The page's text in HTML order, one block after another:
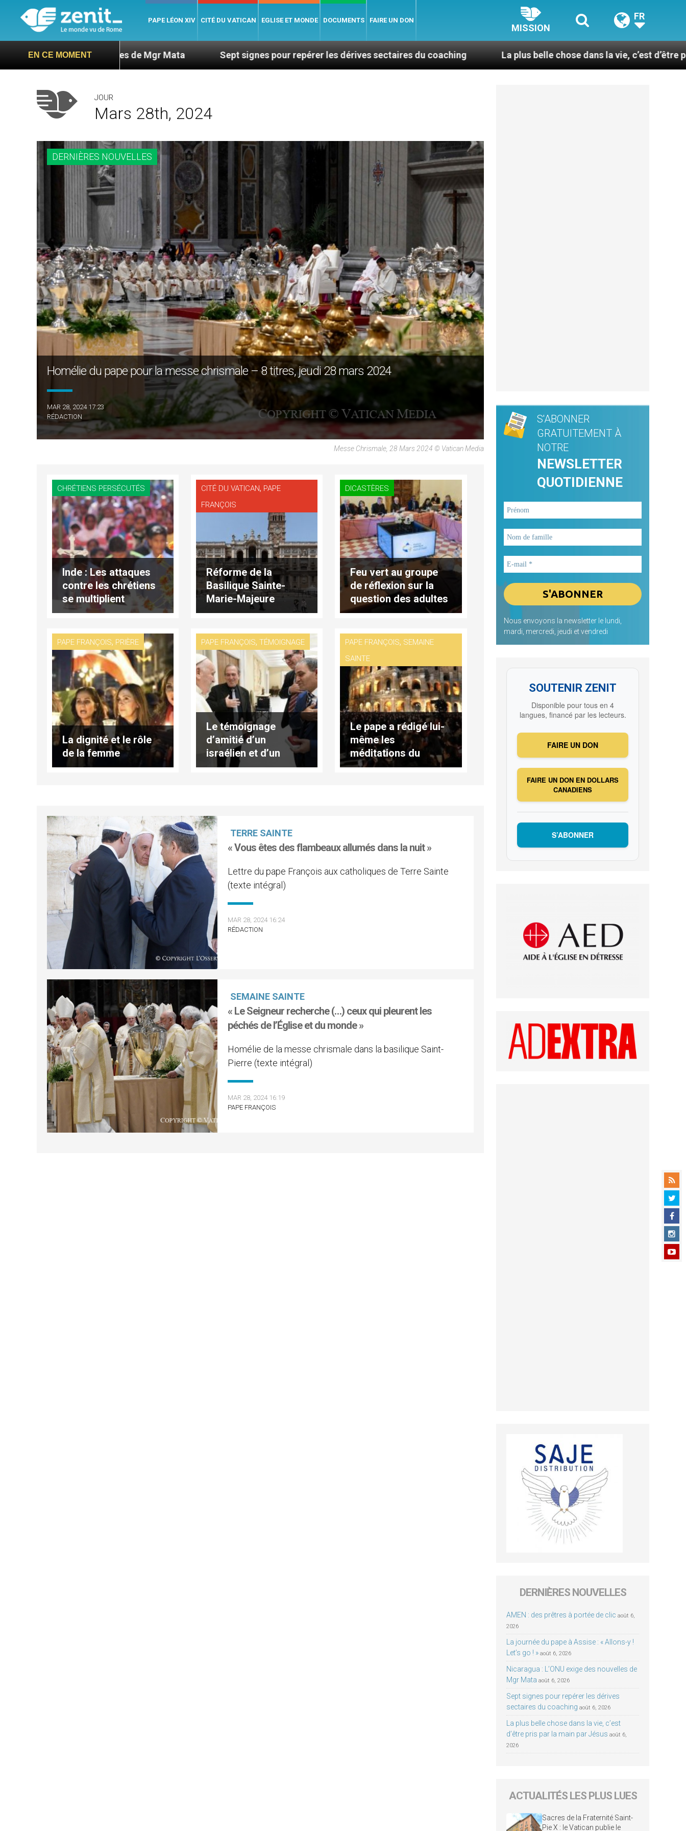
PAPE LÉON XIV CITÉ DU VATICAN EGLISE ET MONDE DOCUMENTS FAIRE UN DON
MISSION
FR
EN CE MOMENT
nouvelles de Mgr Mata Sept signes pour repérer les dérives sectaires du coaching La plus belle chose dans la vie, c’est d’être pris par la main
JOUR
Mars 28th, 2024
DERNIÈRES NOUVELLES
Homélie du pape pour la messe chrismale – 8 titres, jeudi 28 mars 2024
MAR 28, 2024 17:23
RÉDACTION
Messe Chrismale, 28 Mars 2024 © Vatican Media
CHRÉTIENS PERSÉCUTÉS
Inde : Les attaques
contre les chrétiens
se multiplient
CITÉ DU VATICAN, PAPE
FRANÇOIS
Réforme de la
Basilique Sainte-
Marie-Majeure
DICASTÈRES
Feu vert au groupe
de réflexion sur la
question des adultes
vulnérables
PAPE FRANÇOIS, PRIÈRE
La dignité et le rôle
de la femme
PAPE FRANÇOIS,TÉMOIGNAGE
Le témoignage
d’amitié d’un
israélien et d’un
palestinien endeuillés
PAPE FRANÇOIS, SEMAINE
SAINTE
Le pape a rédigé lui-
même les
méditations du
Chemin de croix
TERRE SAINTE
« Vous êtes des flambeaux allumés dans la nuit »
Lettre du pape François aux catholiques de Terre Sainte
(texte intégral)
MAR 28, 2024 16:24
RÉDACTION
SEMAINE SAINTE
« Le Seigneur recherche (…) ceux qui pleurent les
péchés de l’Église et du monde »
Homélie de la messe chrismale dans la basilique Saint-
Pierre (texte intégral)
MAR 28, 2024 16:19
PAPE FRANÇOIS
S'ABONNER
GRATUITEMENT À
NOTRE
NEWSLETTER
QUOTIDIENNE
Nous envoyons la newsletter le lundi,
mardi, mercredi, jeudi et vendredi
SOUTENIR ZENIT
Disponible pour tous en 4
langues, financé par les lecteurs.
FAIRE UN DON
FAIRE UN DON EN DOLLARS
CANADIENS
S’ABONNER
DERNIÈRES NOUVELLES
AMEN : des prêtres à portée de clic août 6,
2026
La journée du pape à Assise : « Allons-y !
Let’s go ! » août 6, 2026
Nicaragua : L’ONU exige des nouvelles de
Mgr Mata août 6, 2026
Sept signes pour repérer les dérives
sectaires du coaching août 6, 2026
La plus belle chose dans la vie, c’est
d’être pris par la main par Jésus août 6,
2026
ACTUALITÉS LES PLUS LUES
Sacres de la Fraternité Saint-
Pie X : le Vatican publie le